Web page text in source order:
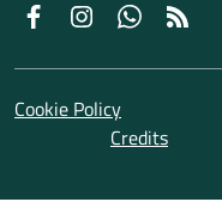
FacebookInstagramWhatsapp
Cookie Policy
Credits